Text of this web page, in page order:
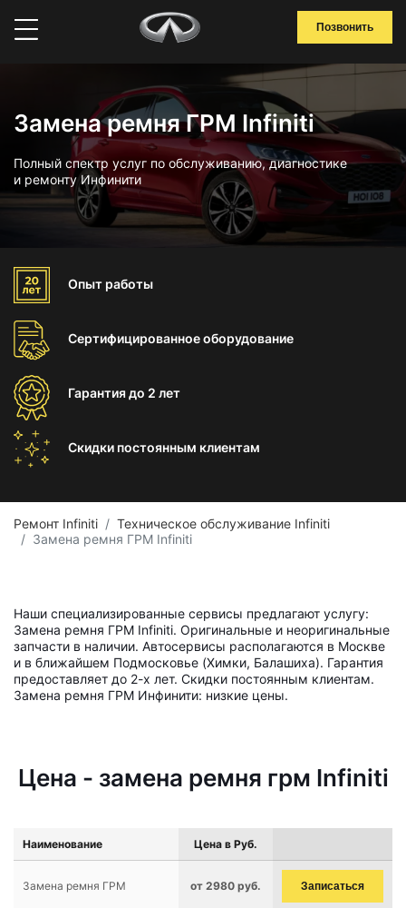
Позвонить
Замена ремня ГРМ Infiniti
Полный спектр услуг по обслуживанию, диагностике
и ремонту Инфинити
Опыт работы
Сертифицированноеоборудование
Гарантиядо 2 лет
Скидки постоянным клиентам
Ремонт Infiniti
Техническое обслуживание Infiniti
Замена ремня ГРМ Infiniti
Наши специализированные сервисы предлагают услугу:
Замена ремня ГРМ Infiniti. Оригинальные и неоригинальные
запчасти в наличии. Автосервисы располагаются в Москве
и в ближайшем Подмосковье (Химки, Балашиха). Гарантия
предоставляет до 2-х лет. Скидки постоянным клиентам.
Замена ремня ГРМ Инфинити: низкие цены.
Цена - замена ремня грм Infiniti
Наименование Цена в Руб.
Замена ремня ГРМ от 2980 руб. Записаться